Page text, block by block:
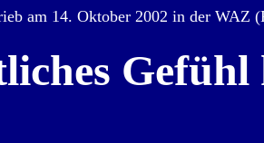
am 14. Oktober 2002 in der WAZ